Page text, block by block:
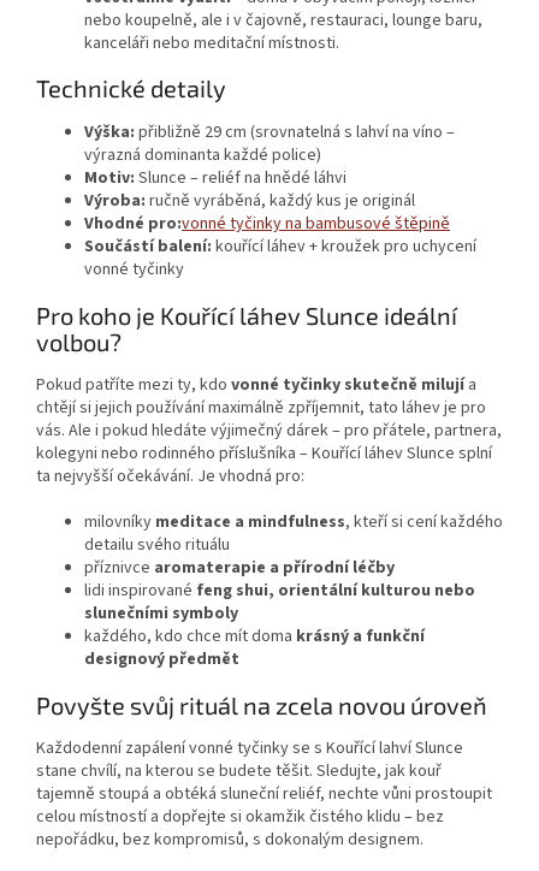
nebo koupelně, ale i v čajovně, restauraci, lounge baru,
kanceláři nebo meditační místnosti.
Technické detaily
Výška: přibližně 29 cm (srovnatelná s lahví na víno –
výrazná dominanta každé police)
Motiv: Slunce – reliéf na hnědé láhvi
Výroba: ručně vyráběná, každý kus je originál
Vhodné pro:vonné tyčinky na bambusové štěpině
Součástí balení: kouřící láhev + kroužek pro uchycení
vonné tyčinky
Pro koho je Kouřící láhev Slunce ideální
volbou?
Pokud patříte mezi ty, kdo vonné tyčinky skutečně milujía
chtějí si jejich používání maximálně zpříjemnit, tato láhev je pro
vás. Ale i pokud hledáte výjimečný dárek – pro přátele, partnera,
kolegyni nebo rodinného příslušníka – Kouřící láhev Slunce splní
ta nejvyšší očekávání. Je vhodná pro:
milovníky meditace a mindfulness, kteří si cení každého
detailu svého rituálu
příznivce aromaterapie a přírodní léčby
lidi inspirované feng shui, orientální kulturou nebo
slunečními symboly
každého, kdo chce mít doma krásný a funkční
designový předmět
Povyšte svůj rituál na zcela novou úroveň
Každodenní zapálení vonné tyčinky se s Kouřící lahví Slunce
stane chvílí, na kterou se budete těšit. Sledujte, jak kouř
tajemně stoupá a obtéká sluneční reliéf, nechte vůni prostoupit
celou místností a dopřejte si okamžik čistého klidu – bez
nepořádku, bez kompromisů, s dokonalým designem.